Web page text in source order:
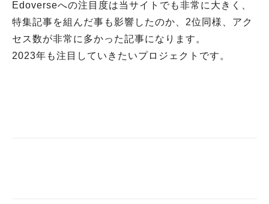
Edoverseへの注目度は当サイトでも非常に大きく、
特集記事を組んだ事も影響したのか、2位同様、アク
セス数が非常に多かった記事になります。
2023年も注目していきたいプロジェクトです。